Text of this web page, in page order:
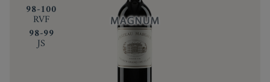
‍98-100
RVF
‍98-99
JS